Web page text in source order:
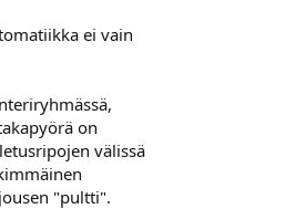
ei vain
on
välissä
"pultti".